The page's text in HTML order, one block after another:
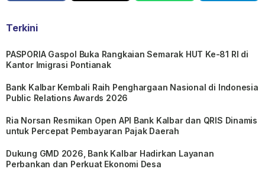
Terkini
PASPORIA Gaspol Buka Rangkaian Semarak HUT Ke-81 RI di
Kantor Imigrasi Pontianak
Bank Kalbar Kembali Raih Penghargaan Nasional di Indonesia
Public Relations Awards 2026
Ria Norsan Resmikan Open API Bank Kalbar dan QRIS Dinamis
untuk Percepat Pembayaran Pajak Daerah
Dukung GMD 2026, Bank Kalbar Hadirkan Layanan
Perbankan dan Perkuat Ekonomi Desa